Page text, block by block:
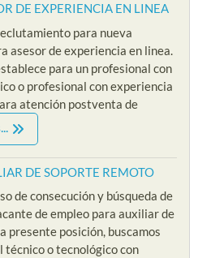
DE EXPERIENCIA EN LINEA
para nueva
asesor de experiencia en linea.
para un profesional con
o profesional con experiencia
atención postventa de
DE SOPORTE REMOTO
de consecución y búsqueda de
de empleo para auxiliar de
presente posición, buscamos
técnico o tecnológico con